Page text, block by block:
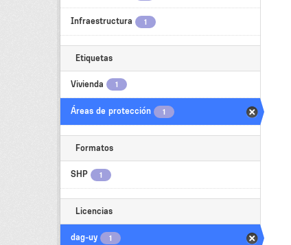
Infraestructura 1
Etiquetas
Vivienda 1
Áreas de protección 1
Formatos
SHP 1
Licencias
dag-uy 1